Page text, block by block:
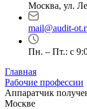
Москва, ул.
mail@audit-
Пн. – Пт.: с
Главная
Рабочие профессии
Аппаратчик
Москве